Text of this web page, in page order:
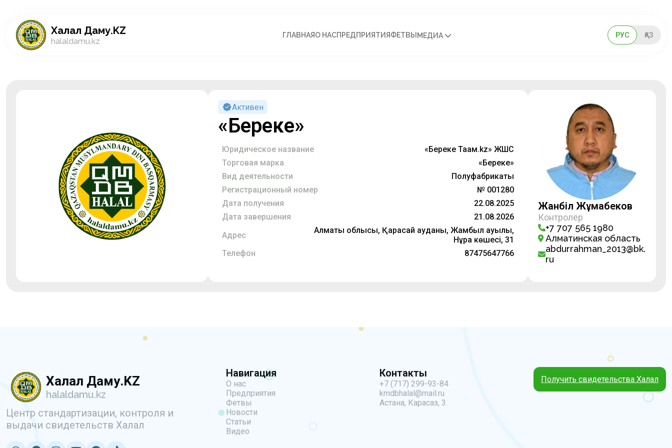
Халал Даму.KZ
halaldamu.kz
ГЛАВНАЯО НАСПРЕДПРИЯТИЯФЕТВЫ МЕДИА РУС ҚАЗ
Активен
«Береке»
Юридическое название
«Береке Тағам.kz» ЖШС
Торговая марка
«Береке»
Вид деятельности
Полуфабрикаты
Регистрационный номер
№ 001280
Дата получения
22.08.2025
Дата завершения
21.08.2026
Адрес
Алматы облысы, Қарасай ауданы, Жамбыл ауылы,
Нұра көшесі, 31
Телефон
87475647766
Жанәбіл Жұмабеков
Контролёр
+7 707 565 1980
Алматинская область
abdurrahman_2013@bk.
ru
Халал Даму.KZ
halaldamu.kz
Центр стандартизации, контроля и
выдачи свидетельств Халал
Навигация
О нас
Предприятия
Фетвы
Новости
Статьи
Видео
Контакты
+7 (717) 299-93-84
kmdbhalal@mail.ru
Астана, Карасаз, 3.
Получить свидетельства Халал